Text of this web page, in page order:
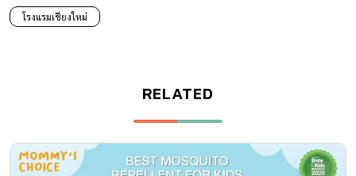
โรงแรมเชียงใหม่
RELATED